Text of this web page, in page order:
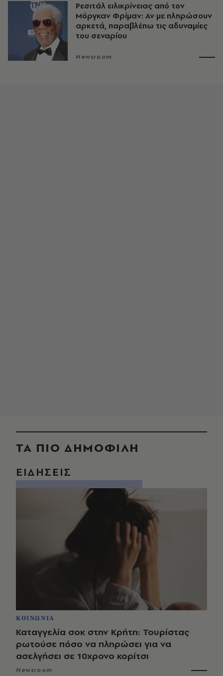
Ρεσιτάλ ειλικρίνειας από τον
Μόργκαν Φρίμαν: Αν με πληρώσουν
αρκετά, παραβλέπω τις αδυναμίες
του σεναρίου
Newsroom
ΤΑ ΠΙΟ ΔΗΜΟΦΙΛΗ
ΕΙΔΗΣΕΙΣ
ΚΟΙΝΩΝΙΑ
Καταγγελία σοκ στην Κρήτη: Τουρίστας
ρωτούσε πόσο να πληρώσει για να
ασελγήσει σε 10χρονο κορίτσι
Newsroom